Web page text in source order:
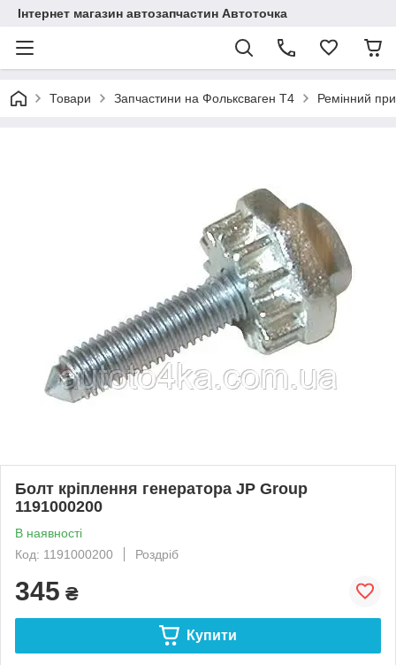
Інтернет магазин автозапчастин Автоточка
Товари Запчастини на Фольксваген Т4 Ремінний
Болт кріплення генератора JP Group
1191000200
В наявності
Код: 1191000200
Роздріб
345 ₴
Купити